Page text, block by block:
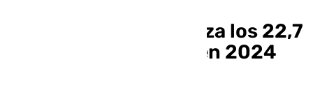
El metro de Sevilla roza los 22,7
millones de viajeros en 2024